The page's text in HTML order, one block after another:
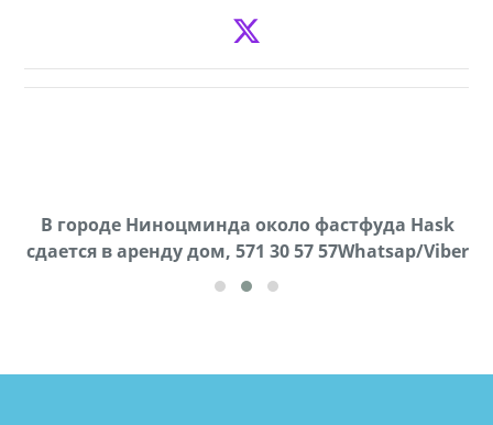
В городе Ниноцминда около фастфуда Hask
cдается в аренду дом, 571 30 57 57Whatsap/Viber
Продается машина марки Prado,571 30 57
57Whatsap/Viber